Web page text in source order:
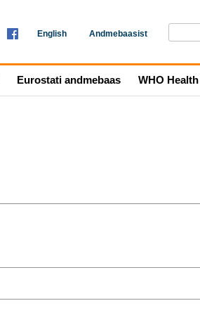
English Andmebaasist
Eurostati andmebaas WHO